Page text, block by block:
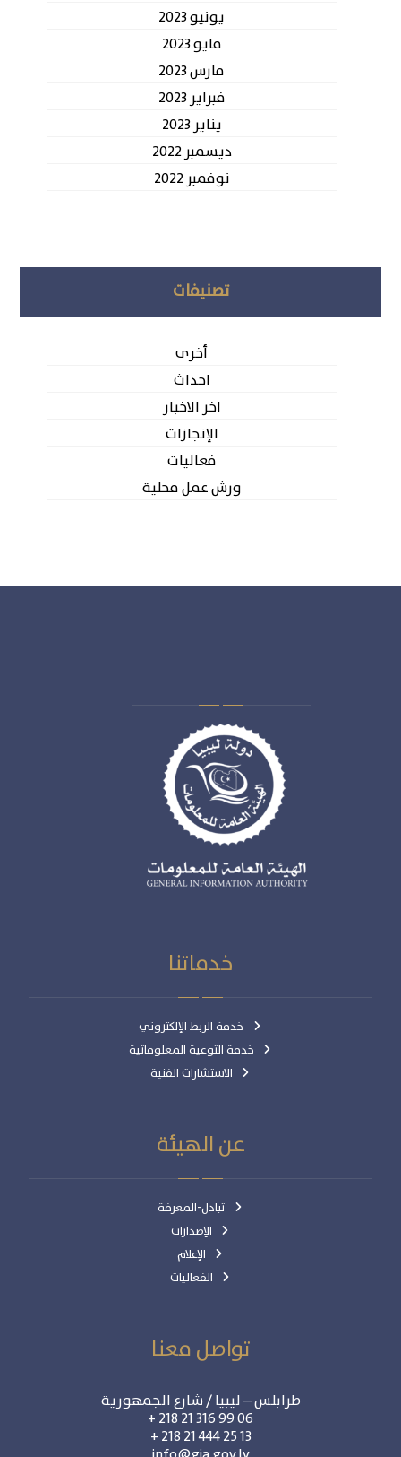
يونيو 2023
مايو 2023
مارس 2023
فبراير 2023
يناير 2023
ديسمبر 2022
نوفمبر 2022
تصنيفات
أخرى
احداث
اخر الاخبار
الإنجازات
فعاليات
ورش عمل محلية
خدماتنا
خدمة الربط الإلكتروني
خدمة التوعية المعلوماتية
الاستشارات الفنية
عن الهيئة
تبادل-المعرفة
الإصدارات
الإعلام
الفعاليات
تواصل معنا
طرابلس – ليبيا / شارع الجمهورية
06 99 316 21 218 +
13 25 444 21 218 +